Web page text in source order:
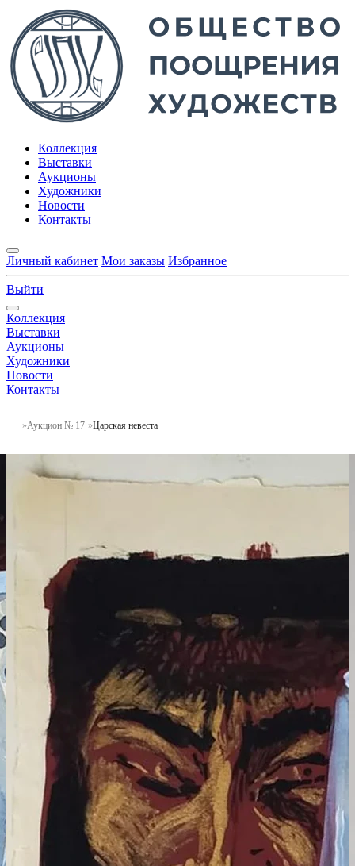
Коллекция
Выставки
Аукционы
Художники
Новости
Контакты
Личный кабинет Мои заказы Избранное
Выйти
Коллекция
Выставки
Аукционы
Художники
Новости
Контакты
Аукцион № 17 Царская невеста